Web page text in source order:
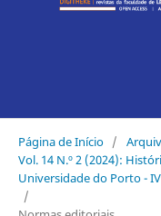
Página de Início /
Vol. 14 N.º 2 (2024):
Universidade do Porto -
/